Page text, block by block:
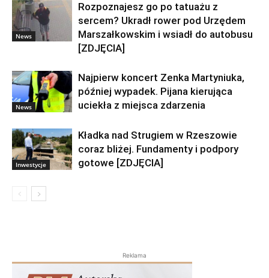
News
Rozpoznajesz go po tatuażu z
sercem? Ukradł rower pod Urzędem
Marszałkowskim i wsiadł do autobusu
[ZDJĘCIA]
News
Najpierw koncert Zenka Martyniuka,
później wypadek. Pijana kierująca
uciekła z miejsca zdarzenia
Inwestycje
Kładka nad Strugiem w Rzeszowie
coraz bliżej. Fundamenty i podpory
gotowe [ZDJĘCIA]
Reklama